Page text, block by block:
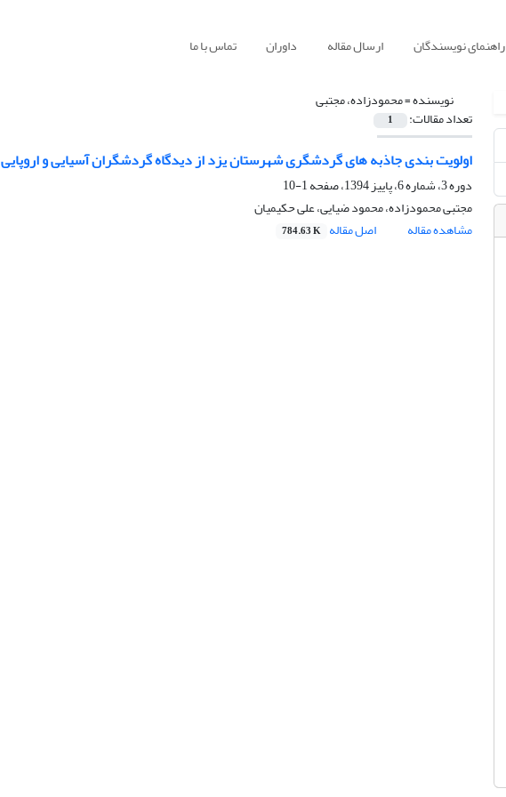
راهنمای نویسندگان ارسال مقاله داوران تماس با ما
نویسنده =محمودزاده، مجتبی
تعداد مقالات: 1
اولویت بندی جاذبه های گردشگری شهرستان یزد از دیدگاه گردشگران آسیایی و اروپایی
دوره 3، شماره 6، پاییز 1394، صفحه
1-10
مجتبی محمودزاده، محمود ضیایی، علی حکیمیان
مشاهده مقاله
اصل مقاله 784.63 K